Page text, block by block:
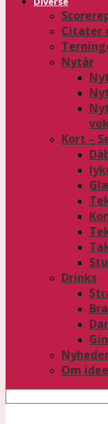
Citater
Nytår
Kort –
Drinks
Om